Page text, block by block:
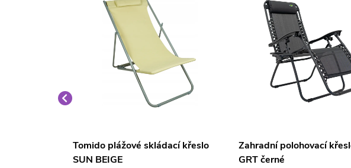
Tomido plážové skládací křeslo
SUN BEIGE
Zahradní polohovací
GRT černé